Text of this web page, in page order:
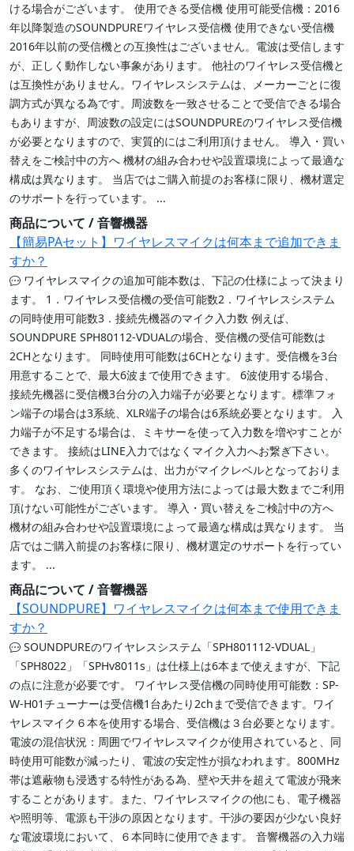
ける場合がございます。 使用できる受信機 使用可能受信機：2016
年以降製造のSOUNDPUREワイヤレス受信機 使用できない受信機
2016年以前の受信機との互換性はございません。電波は受信します
が、正しく動作しない事象があります。 他社のワイヤレス受信機と
は互換性がありません。ワイヤレスシステムは、メーカーごとに復
調方式が異なる為です。周波数を一致させることで受信できる場合
もありますが、周波数の設定にはSOUNDPUREのワイヤレス受信機
が必要となりますので、実質的にはご利用頂けません。 導入・買い
替えをご検討中の方へ 機材の組み合わせや設置環境によって最適な
構成は異なります。 当店ではご購入前提のお客様に限り、機材選定
のサポートを行っています。 ...
商品について / 音響機器
【簡易PAセット】ワイヤレスマイクは何本まで追加できま
すか？
ワイヤレスマイクの追加可能本数は、下記の仕様によって決まり
ます。 1．ワイヤレス受信機の受信可能数2．ワイヤレスシステム
の同時使用可能数3．接続先機器のマイク入力数 例えば、
SOUNDPURE SPH80112-VDUALの場合、受信機の受信可能数は
2CHとなります。 同時使用可能数は6CHとなります。受信機を3台
用意することで、最大6波まで使用できます。 6波使用する場合、
接続先機器に受信機3台分の入力端子が必要となります。標準フォ
ン端子の場合は3系統、XLR端子の場合は6系統必要となります。 入
力端子が不足する場合は、ミキサーを使って入力数を増やすことが
できます。 接続はLINE入力ではなくマイク入力へお繋ぎ下さい。
多くのワイヤレスシステムは、出力がマイクレベルとなっておりま
す。 なお、ご使用頂く環境や使用方法によっては最大数までご利用
頂けない可能性がございます。 導入・買い替えをご検討中の方へ
機材の組み合わせや設置環境によって最適な構成は異なります。 当
店ではご購入前提のお客様に限り、機材選定のサポートを行ってい
ます。 ...
商品について / 音響機器
【SOUNDPURE】ワイヤレスマイクは何本まで使用できま
すか？
SOUNDPUREのワイヤレスシステム「SPH801112-VDUAL」
「SPH8022」「SPHv8011s」は仕様上は6本まで使えますが、下記
の点に注意が必要です。 ワイヤレス受信機の同時使用可能数：SP-
W-H01チューナーは受信機1台あたり2chまで受信できます。ワイ
ヤレスマイク６本を使用する場合、受信機は３台必要となります。
電波の混信状況：周囲でワイヤレスマイクが使用されていると、同
時使用可能数が減ったり、電波の安定性が損なわれます。800MHz
帯は遮蔽物も浸透する特性がある為、壁や天井を超えて電波が飛来
することがあります。また、ワイヤレスマイクの他にも、電子機器
や照明等、電源も干渉の原因となります。干渉の要因が少ない良好
な電波環境において、６本同時に使用できます。 音響機器の入力端